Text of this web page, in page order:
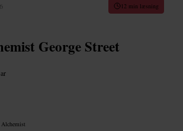
12 min læsning
George Street
Alchemist